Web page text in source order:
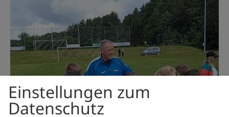
Einstellungen zum
Datenschutz